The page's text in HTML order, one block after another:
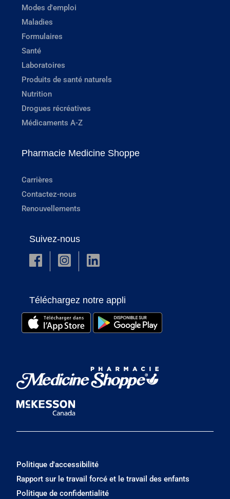
Modes d'emploi
Maladies
Formulaires
Santé
Laboratoires
Produits de santé naturels
Nutrition
Drogues récréatives
Médicaments A-Z
Pharmacie Medicine Shoppe
Carrières
Contactez-nous
Renouvellements
Suivez-nous
Téléchargez notre appli
Politique d'accessibilité
Rapport sur le travail forcé et le travail des enfants
Politique de confidentialité